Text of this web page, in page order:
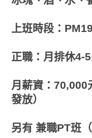
上班時段：
正職：月排休4-
月薪資：70,000
發放）
另有 兼職PT班